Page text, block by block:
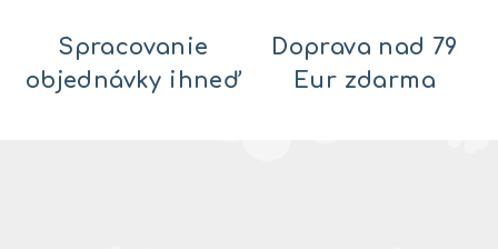
Spracovanie
objednávky ihneď
Doprava nad 79
Eur zdarma